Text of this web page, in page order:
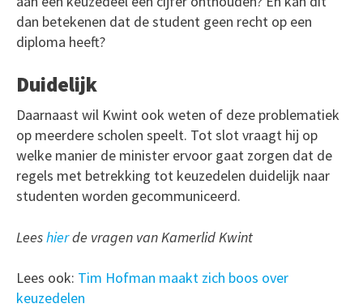
dan betekenen dat de student geen recht op een
diploma heeft?
Duidelijk
Daarnaast wil Kwint ook weten of deze problematiek
op meerdere scholen speelt. Tot slot vraagt hij op
welke manier de minister ervoor gaat zorgen dat de
regels met betrekking tot keuzedelen duidelijk naar
studenten worden gecommuniceerd.
Leeshierde vragen van Kamerlid Kwint
Lees ook: Tim Hofman maakt zich boos over
keuzedelen